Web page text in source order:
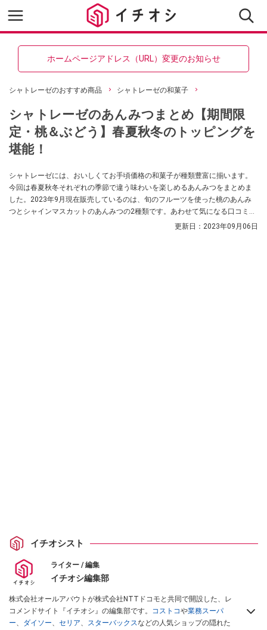
ホームページアドレス（URL）変更のお知らせ
シャトレーゼのおすすめ商品 シャトレーゼの和菓子
シャトレーゼのあんみつまとめ【期間限
定・桃＆ぶどう】春夏秋冬のトッピングを
堪能！
シャトレーゼには、おいしくてお手頃価格の和菓子が種類豊富に揃います。
今回は春夏秋冬それぞれの季節で違う味わいを楽しめるあんみつをまとめま
した。2023年9月現在販売しているのは、旬のフルーツを使った桃のあんみ
つとシャインマスカットのあんみつの2種類です。あわせて気になる口コミや
過去販売の抹茶のわらび餅クリームなどの情報もお届けします！ ぜひ参考に
更新日： 2023年09月06日
イチオシスト
ライター / 編集
イチオシ編集部
株式会社オールアバウトが株式会社NTTドコモと共同で開設した、レ
コメンドサイト『イチオシ』の編集部です。 コストコや業務スーパ
ー、 ダイソー、 セリア、 スターバックスなどの人気ショップの隠れた